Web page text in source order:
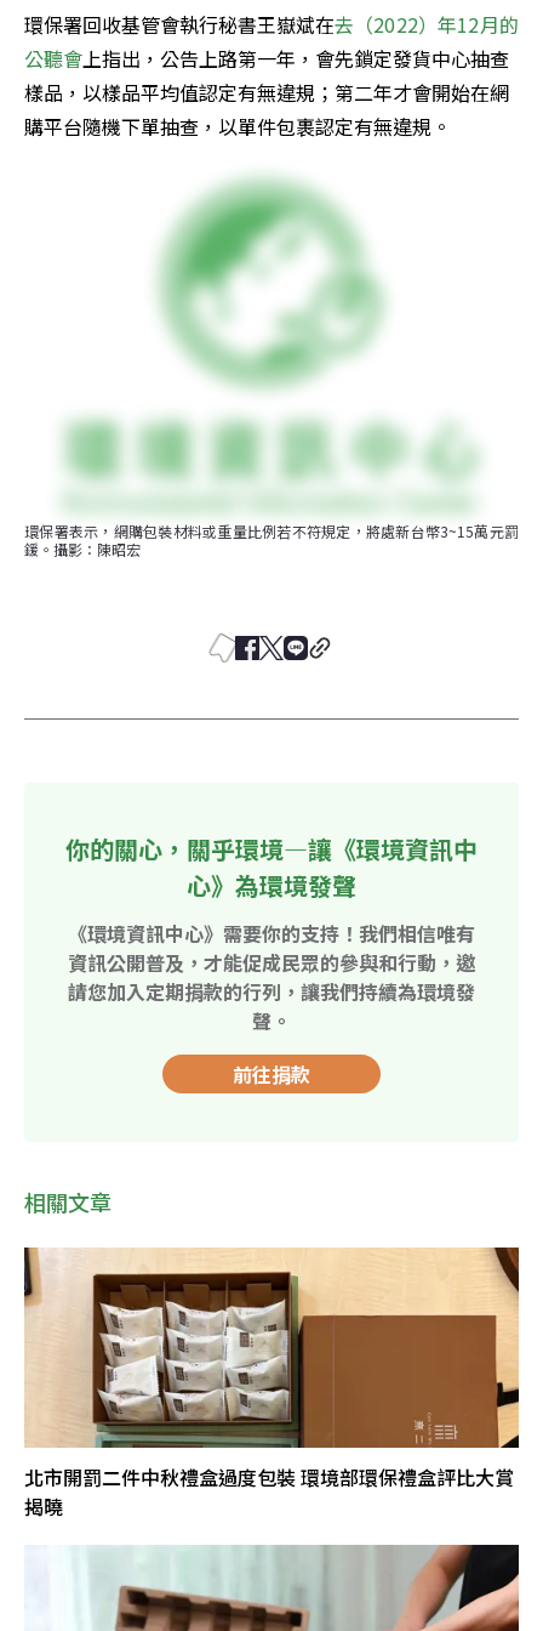
環保署回收基管會執行秘書王嶽斌在去（2022）年12月的
公聽會上指出，公告上路第一年，會先鎖定發貨中心抽查
樣品，以樣品平均值認定有無違規；第二年才會開始在網
購平台隨機下單抽查，以單件包裹認定有無違規。
環保署表示，網購包裝材料或重量比例若不符規定，將處新台幣3~15萬元罰
鍰。攝影：陳昭宏
你的關心，關乎環境—讓《環境資訊中
心》為環境發聲
《環境資訊中心》需要你的支持！我們相信唯有
資訊公開普及，才能促成民眾的參與和行動，邀
請您加入定期捐款的行列，讓我們持續為環境發
聲。
前往捐款
相關文章
北市開罰二件中秋禮盒過度包裝 環境部環保禮盒評比大賞
揭曉